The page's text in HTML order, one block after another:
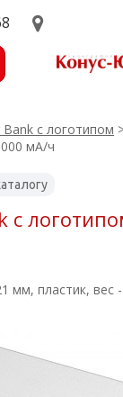
Bank с логотипом
мА/ч
с
мм, пластик, вес